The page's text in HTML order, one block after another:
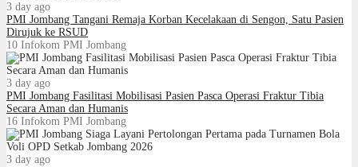
3 day ago
PMI Jombang Tangani Remaja Korban Kecelakaan di Sengon, Satu Pasien
Dirujuk ke RSUD
10 Infokom PMI Jombang
3 day ago
PMI Jombang Fasilitasi Mobilisasi Pasien Pasca Operasi Fraktur Tibia
Secara Aman dan Humanis
16 Infokom PMI Jombang
3 day ago